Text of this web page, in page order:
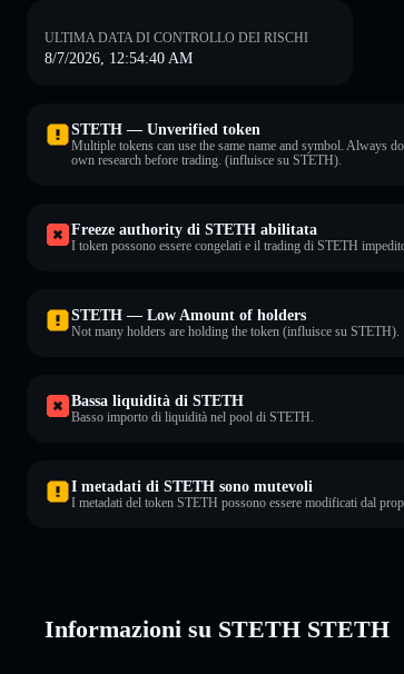
ULTIMA DATA DI CONTROLLO DEI RISCHI
8/7/2026, 12:54:40 AM
STETH — Unverified token
Multiple tokens can use the same name and symbol. Always
own research before trading. (influisce su STETH).
Freeze authority di STETH abilitata
I token possono essere congelati e il trading di STETH
STETH — Low Amount of holders
Not many holders are holding the token (influisce su STETH).
Bassa liquidità di STETH
Basso importo di liquidità nel pool di STETH.
I metadati di STETH sono mutevoli
I metadati del token STETH possono essere modificati dal
Informazioni su STETH STETH